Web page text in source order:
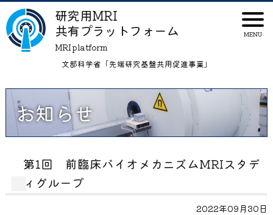
研究用MRI
共有プラットフォーム
MRI platform
文部科学省「先端研究基盤共用促進事業」
お知らせ
第1回 前臨床バイオメカニズムMRIスタデ
ィグループ
2022年09月30日